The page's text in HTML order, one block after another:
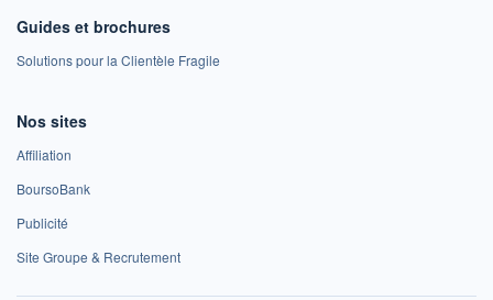
Guides et brochures
Solutions pour la Clientèle Fragile
Nos sites
Affiliation
BoursoBank
Publicité
Site Groupe & Recrutement